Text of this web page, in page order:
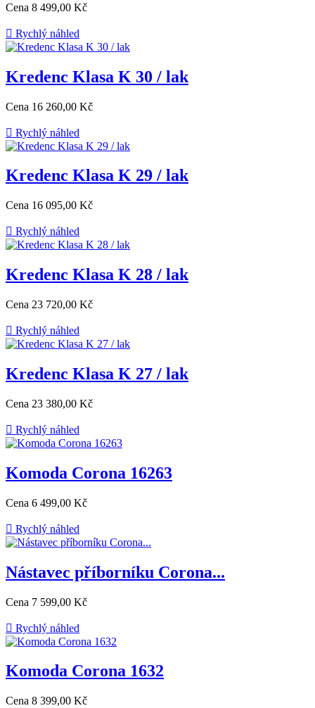
Cena 8 499,00 Kč
 Rychlý náhled
Kredenc Klasa K 30 / lak
Cena 16 260,00 Kč
 Rychlý náhled
Kredenc Klasa K 29 / lak
Cena 16 095,00 Kč
 Rychlý náhled
Kredenc Klasa K 28 / lak
Cena 23 720,00 Kč
 Rychlý náhled
Kredenc Klasa K 27 / lak
Cena 23 380,00 Kč
 Rychlý náhled
Komoda Corona 16263
Cena 6 499,00 Kč
 Rychlý náhled
Nástavec příborníku Corona...
Cena 7 599,00 Kč
 Rychlý náhled
Komoda Corona 1632
Cena 8 399,00 Kč